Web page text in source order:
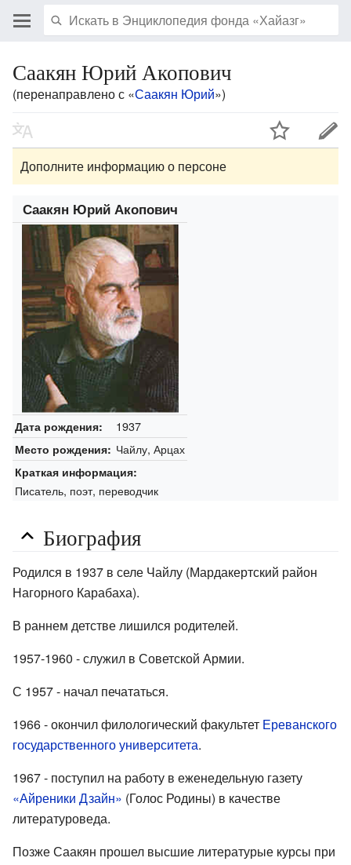
Саакян Юрий Акопович
(перенаправлено с «Саакян Юрий»)
Дополните информацию о персоне
Саакян Юрий Акопович
Дата рождения: 1937
Место рождения: Чайлу, Арцах
Краткая информация:
Писатель, поэт, переводчик
Биография
Родился в 1937 в селе Чайлу (Мардакертский район
Нагорного Карабаха).
В раннем детстве лишился родителей.
1957-1960 - служил в Советской Армии.
С 1957 - начал печататься.
1966 - окончил филологический факультет Ереванского
государственного университета.
1967 - поступил на работу в еженедельную газету
«Айреники Дзайн» (Голос Родины) в качестве
литературоведа.
Позже Саакян прошел высшие литературые курсы при